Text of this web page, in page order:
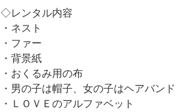
◇レンタル内容
・ネスト
・ファー
・背景紙
・おくるみ用の布
・男の子は帽子、女の子はヘアバンド
・ＬＯＶＥのアルファベット